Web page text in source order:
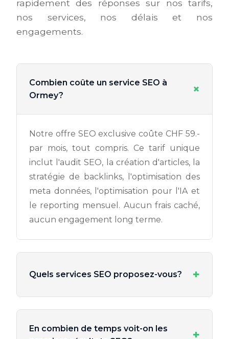
rapidement des réponses sur nos tarifs,
nos services, nos délais et nos
engagements.
Combien coûte un service SEO à
Ormey?
+
Notre offre SEO exclusive coûte CHF 59.-
par mois, tout compris. Ce tarif unique
inclut l'audit SEO, la création d'articles, la
stratégie de backlinks, l'optimisation des
meta données, l'optimisation pour l'IA et
le reporting mensuel. Aucun frais caché,
aucun engagement long terme.
Quels services SEO proposez-vous? +
En combien de temps voit-on les
+